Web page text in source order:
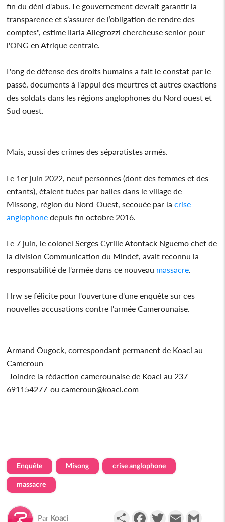
fin du déni d'abus. Le gouvernement devrait garantir la
transparence et s’assurer de l’obligation de rendre des
comptes", estime Ilaria Allegrozzi chercheuse senior pour
l'ONG en Afrique centrale.
L'ong de défense des droits humains a fait le constat par le
passé, documents à l'appui des meurtres et autres exactions
des soldats dans les régions anglophones du Nord ouest et
Sud ouest.
Mais, aussi des crimes des séparatistes armés.
Le 1er juin 2022, neuf personnes (dont des femmes et des
enfants), étaient tuées par balles dans le village de
Missong, région du Nord-Ouest, secouée par la crise
anglophone depuis fin octobre 2016.
Le 7 juin, le colonel Serges Cyrille Atonfack Nguemo chef de
la division Communication du Mindef, avait reconnu la
responsabilité de l'armée dans ce nouveau massacre
Hrw se félicite pour l'ouverture d'une enquête sur ces
nouvelles accusations contre l'armée Camerounaise.
Armand Ougock, correspondant permanent de Koaci au
Cameroun
-Joindre la rédaction camerounaise de Koaci au 237
691154277-ou cameroun@koaci.com
Enquête Misong crise anglophone
massacre
Par Koaci PartagerFacebookTwitterEmail